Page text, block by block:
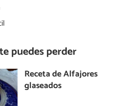
puedes perder
Receta de Alfajores
glaseados